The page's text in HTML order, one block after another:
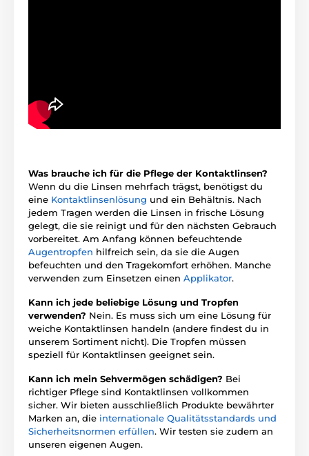
Was brauche ich für die Pflege der Kontaktlinsen?
Wenn du die Linsen mehrfach trägst, benötigst du
eine Kontaktlinsenlösung und ein Behältnis. Nach
jedem Tragen werden die Linsen in frische Lösung
gelegt, die sie reinigt und für den nächsten Gebrauch
vorbereitet. Am Anfang können befeuchtende
Augentropfen hilfreich sein, da sie die Augen
befeuchten und den Tragekomfort erhöhen. Manche
verwenden zum Einsetzen einen Applikator.
Kann ich jede beliebige Lösung und Tropfen
verwenden? Nein. Es muss sich um eine Lösung für
weiche Kontaktlinsen handeln (andere findest du in
unserem Sortiment nicht). Die Tropfen müssen
speziell für Kontaktlinsen geeignet sein.
Kann ich mein Sehvermögen schädigen? Bei
richtiger Pflege sind Kontaktlinsen vollkommen
sicher. Wir bieten ausschließlich Produkte bewährter
Marken an, die internationale Qualitätsstandards und
Sicherheitsnormen erfüllen. Wir testen sie zudem an
unseren eigenen Augen.